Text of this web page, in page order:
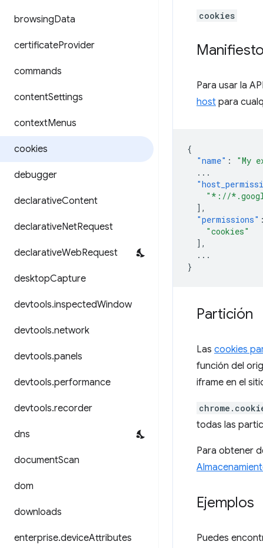
browsingData
certificateProvider
commands
contentSettings
contextMenus
cookies
debugger
declarativeContent
declarativeNetRequest
declarativeWebRequest
desktopCapture
devtools.inspectedWindow
devtools.network
devtools.panels
devtools.performance
devtools.recorder
dns
documentScan
dom
downloads
enterprise.deviceAttributes
cookies
Manifiesto
Para usar la
host para
{
"name" : "My
...
"*://
],
"permissions" :
"cookies"
],
...
}
Partición
Las cookies
función del
iframe en el
todas las
Para obtener
Ejemplos
Puedes